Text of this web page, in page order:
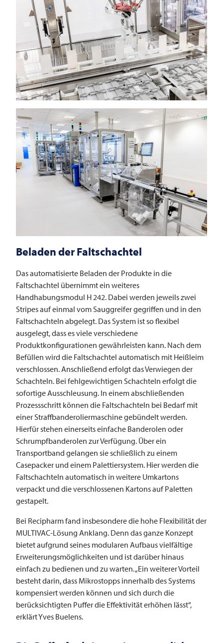
Beladen der Faltschachtel
Das automatisierte Beladen der Produkte in die
Faltschachtel übernimmt ein weiteres
Handhabungsmodul H 242. Dabei werden jeweils zwei
Stripes auf einmal vom Sauggreifer gegriffen und in den
Faltschachteln abgelegt. Das System ist so flexibel
ausgelegt, dass es viele verschiedene
Produktkonfigurationen gewährleisten kann. Nach dem
Befüllen wird die Faltschachtel automatisch mit Heißleim
verschlossen. Anschließend erfolgt das Verwiegen der
Schachteln. Bei fehlgewichtigen Schachteln erfolgt die
sofortige Ausschleusung. In einem abschließenden
Prozessschritt können die Faltschachteln bei Bedarf mit
einer Straffbanderoliermaschine gebündelt werden.
Hierfür stehen einerseits einfache Banderolen oder
Schrumpfbanderolen zur Verfügung. Über ein
Transportband gelangen sie schließlich zu einem
Casepacker und einem Palettiersystem. Hier werden die
Faltschachteln automatisch in weitere Umkartons
verpackt und die verschlossenen Kartons auf Paletten
gestapelt.
Bei Recipharm fand insbesondere die hohe Flexibilität der
­­MULTIVAC-Lösung Anklang. Denn das ganze Konzept
bietet aufgrund seines modularen Aufbaus vielfältige
Erweiterungsmöglichkeiten und ist darüber hinaus
einfach zu bedienen und zu warten. „Ein weiterer Vorteil
besteht darin, dass Mikrostopps innerhalb des Systems
kompensiert werden können und sich durch die
berücksichtigten Puffer die Effektivität erhöhen lässt“,
erklärt Yves Buelens.